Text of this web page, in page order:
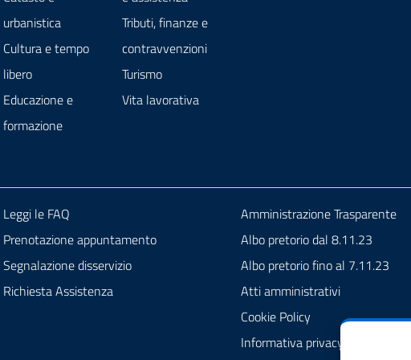
urbanistica
Cultura e tempo
libero
Educazione e
formazione
Tributi, finanze e
contravvenzioni
Turismo
Vita lavorativa
Leggi le FAQ
Prenotazione appuntamento
Segnalazione disservizio
Richiesta Assistenza
Amministrazione Trasparente
Albo pretorio dal 8.11.23
Albo pretorio fino al 7.11.23
Atti amministrativi
Cookie Policy
Informativa privacy